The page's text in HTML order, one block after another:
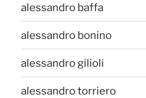
alessandro baffa
alessandro bonino
alessandro gilioli
alessandro torriero